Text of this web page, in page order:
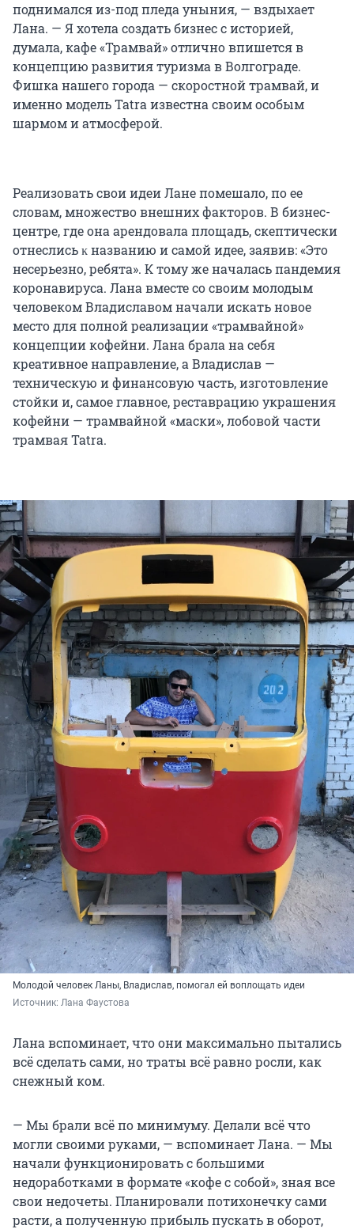
поднимался из-под пледа уныния, — вздыхает
Лана. — Я хотела создать бизнес с историей,
думала, кафе «Трамвай» отлично впишется в
концепцию развития туризма в Волгограде.
Фишка нашего города — скоростной трамвай, и
именно модель Tatra известна своим особым
шармом и атмосферой.
Реализовать свои идеи Лане помешало, по ее
словам, множество внешних факторов. В бизнес-
центре, где она арендовала площадь, скептически
отнеслись ĸ названию и самой идее, заявив: «Это
несерьезно, ребята». К тому же началась пандемия
коронавируса. Лана вместе со своим молодым
человеком Владиславом начали искать новое
место для полной реализации «трамвайной»
концепции кофейни. Лана брала на себя
креативное направление, а Владислав —
техническую и финансовую часть, изготовление
стойки и, самое главное, реставрацию украшения
кофейни — трамвайной «маски», лобовой части
трамвая Tatra.
Молодой человек Ланы, Владислав, помогал ей воплощать идеи
Источник: Лана Фаустова
Лана вспоминает, что они максимально пытались
всё сделать сами, но траты всё равно росли, как
снежный ком.
— Мы брали всё по минимуму. Делали всё что
могли своими руками, — вспоминает Лана. — Мы
начали функционировать с большими
недоработками в формате «кофе с собой», зная все
свои недочеты. Планировали потихонечку сами
расти, а полученную прибыль пускать в оборот,